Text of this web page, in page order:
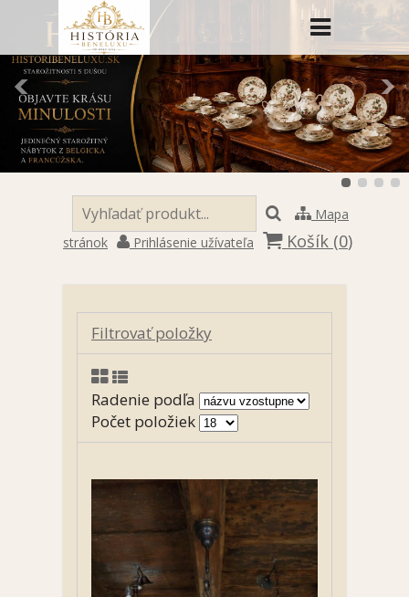
Mapa
stránok
Prihlásenie užívateľa Košík (0)
Filtrovať položky
Radenie podľa
Počet položiek